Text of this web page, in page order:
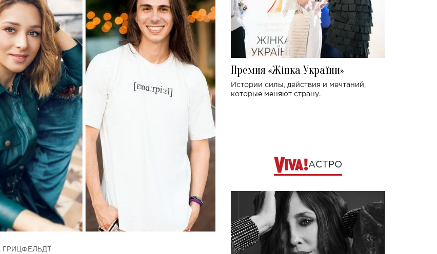
Премия «Жінка України»
Истории силы, действия и мечтаний,
которые меняют страну.
АСТРО